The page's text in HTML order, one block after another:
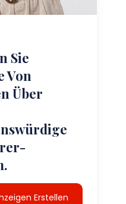
Sie
Von
Über
Erstellen